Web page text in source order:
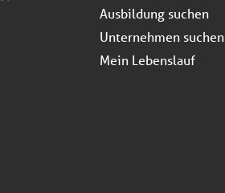
Ausbildung suchen
Unternehmen suchen
Mein Lebenslauf